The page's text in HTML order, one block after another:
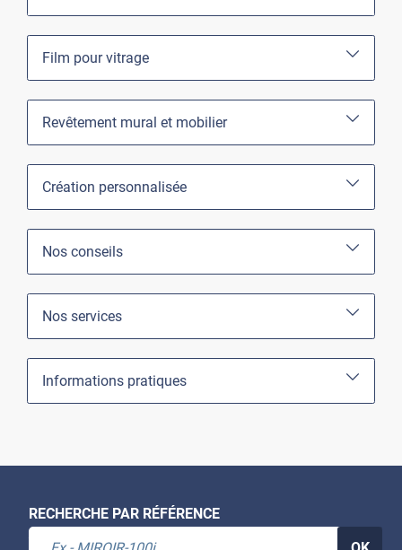
Film pour vitrage
Revêtement mural et mobilier
Création personnalisée
Nos conseils
Nos services
Informations pratiques
RECHERCHE PAR RÉFÉRENCE